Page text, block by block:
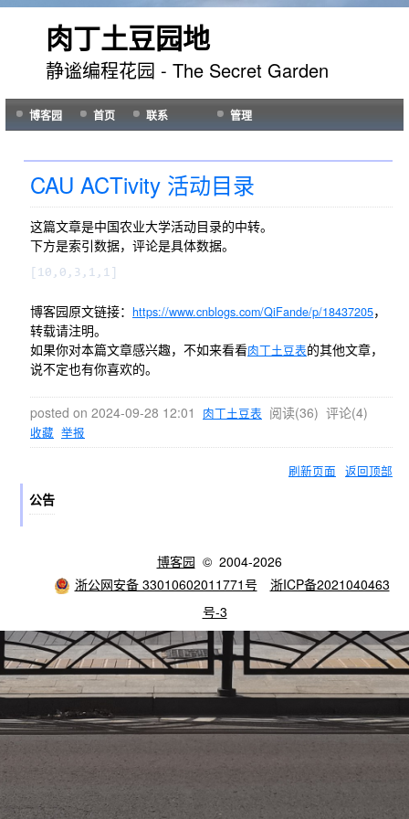
肉丁土豆园地
静谧编程花园 - The Secret Garden
博客园 首页 联系 管理
公告
CAU ACTivity 活动目录
这篇文章是中国农业大学活动目录的中转。
下方是索引数据，评论是具体数据。
博客园原文链接： https://www.cnblogs.com/QiFande/p/18437205，
转载请注明。
如果你对本篇文章感兴趣，不如来看看肉丁土豆表的其他文章，
说不定也有你喜欢的。
posted on 2024-09-28 12:01 肉丁土豆表 阅读(36) 评论(4)
收藏 举报
刷新页面 返回顶部
博客园 © 2004-2026
浙公网安备 33010602011771号
浙ICP备2021040463
号-3